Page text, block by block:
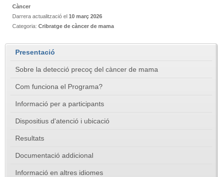
Càncer
Darrera actualització el 10 març 2026
Categoria: Cribratge de càncer de mama
Presentació
Sobre la detecció precoç del càncer de mama
Com funciona el Programa?
Informació per a participants
Dispositius d'atenció i ubicació
Resultats
Documentació addicional
Informació en altres idiomes